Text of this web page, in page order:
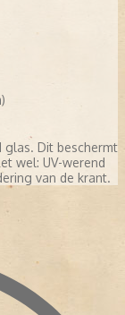
glas. Dit beschermt
wel: UV-werend
van de krant.